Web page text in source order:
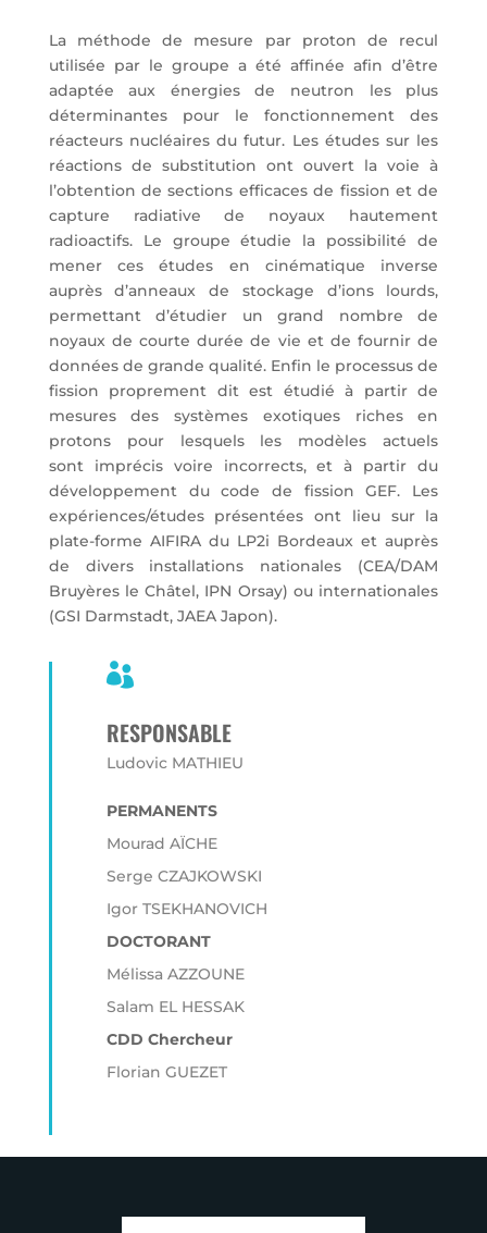
La méthode de mesure par proton de recul
utilisée par le groupe a été affinéeafin d’être
adaptée aux énergies de neutron les plus
déterminantes pour lefonctionnement des
réacteurs nucléaires du futur. Les études sur les
réactions de substitution ont ouvert la voie à
l’obtention de sections efficaces de fission et de
capture radiative de noyaux hautement
radioactifs. Le groupe étudie la possibilité de
mener ces études en cinématique inverse
auprès d’anneauxde stockage d’ions lourds,
permettant d’étudier un grand nombre de
noyaux de courte durée de vie et de fournir de
données de grande qualité. Enfin le processus de
fission proprement dit est étudié à partir de
mesures dessystèmes exotiques riches en
protons pour lesquels les modèles actuels
sont imprécis voire incorrects, et à partir du
développement du code de fission GEF. Les
expériences/études présentées ont lieu sur la
plate-forme AIFIRA du LP2i Bordeaux et auprès
de divers installations nationales (CEA/DAM
Bruyères leChâtel, IPN Orsay) ou internationales
(GSI Darmstadt, JAEA Japon).

RESPONSABLE
Ludovic MATHIEU
PERMANENTS
Mourad AÏCHE
Serge CZAJKOWSKI
Igor TSEKHANOVICH
DOCTORANT
Mélissa AZZOUNE
Salam EL HESSAK
CDD Chercheur
Florian GUEZET